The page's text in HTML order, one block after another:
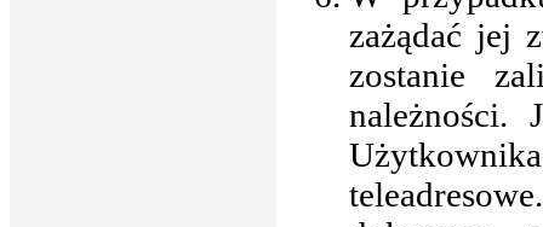
zażądać jej
zostanie
należności.